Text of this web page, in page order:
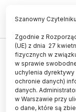
Wlew
Bałtyk
15.07.2004
2 minuty czytania
Szanowny
Zgodnie z
(UE) z dnia 27
fizycznych w
w sprawie
uchylenia
ochronie danych)
danych.
w Warszawie przy
o dane, które są